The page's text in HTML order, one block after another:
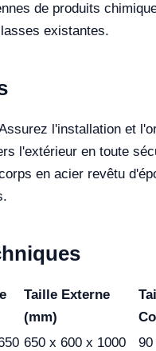
de produits
existantes.
l'installation et
l'extérieur en toute
en acier revêtu
Taille Externe
(mm)
650 x 600 x 1000